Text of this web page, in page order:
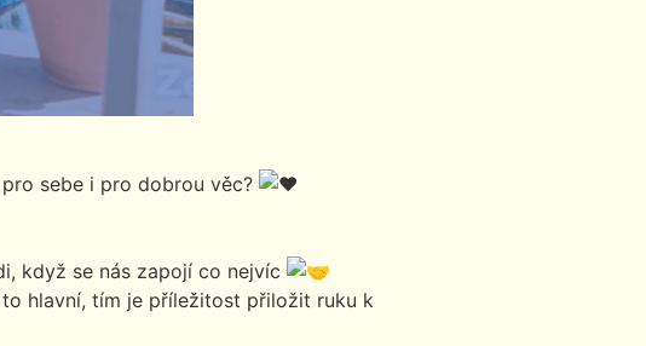
sebe i pro dobrou věc?
když se nás zapojí co nejvíc
to hlavní, tím je příležitost přiložit ruku k